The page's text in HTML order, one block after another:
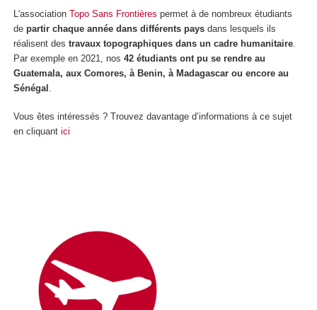
L'association Topo Sans Frontières permet à de nombreux étudiants
de partir chaque année dans différents pays dans lesquels ils
réalisent des travaux topographiques dans un cadre humanitaire
Par exemple en 2021, nos 42 étudiants ont pu se rendre au
Guatemala, aux Comores, à Benin, à Madagascar ou encore au
Sénégal
Vous êtes intéressés ? Trouvez davantage d’informations à ce sujet
en cliquant ici